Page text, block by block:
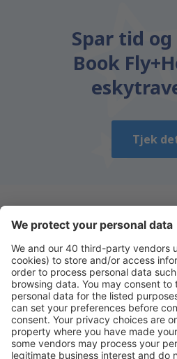
Spar tid
Book
Tjek
Download vores appog
rejser